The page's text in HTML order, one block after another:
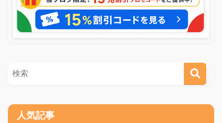
人気記事